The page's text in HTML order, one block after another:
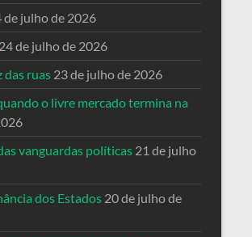
de julho de 2026
24 de julho de 2026
ruas 23 de julho de 2026
o livre mercado termina na
vanguardas políticas 21 de julho
dos Estados 20 de julho de